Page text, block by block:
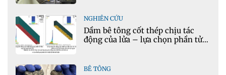
NGHIÊN CỨU
Dầm bê tông cốt thép chịu tác
động của lửa – lựa chọn phần tử
BÊ TÔNG